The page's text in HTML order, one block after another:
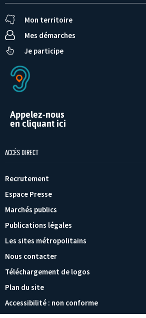
Mon territoire
Mes démarches
Je participe
Appelez-nous
en cliquant ici
ACCÈS DIRECT
Recrutement
Espace Presse
Marchés publics
Publications légales
Les sites métropolitains
Nous contacter
Téléchargement de logos
Plan du site
Accessibilité : non conforme